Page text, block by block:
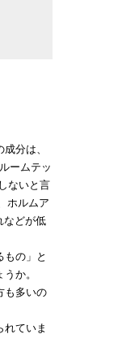
分は、
ームテッ
ないと言
ホルムア
などが低
もの」と
か。
も多いの
ていま